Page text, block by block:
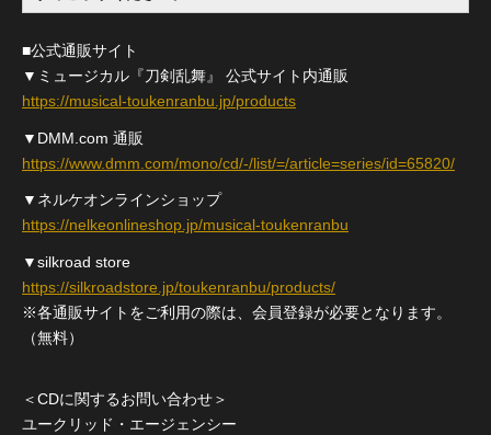
■公式通販サイト
▼ミュージカル『刀剣乱舞』 公式サイト内通販
https://musical-toukenranbu.jp/products
▼DMM.com 通販
https://www.dmm.com/mono/cd/-/list/=/article=series/id=65820/
▼ネルケオンラインショップ
https://nelkeonlineshop.jp/musical-toukenranbu
▼silkroad store
https://silkroadstore.jp/toukenranbu/products/
※各通販サイトをご利用の際は、会員登録が必要となります。
（無料）
＜CDに関するお問い合わせ＞
ユークリッド・エージェンシー